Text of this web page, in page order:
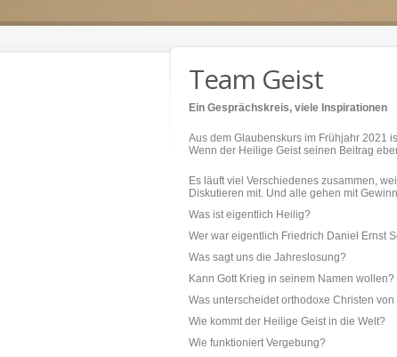
Team Geist
Ein Gesprächskreis, viele Inspirationen
Aus dem Glaubenskurs im Frühjahr 2021
Wenn der Heilige Geist seinen Beitrag
Es läuft viel Verschiedenes zusammen,
Diskutieren mit. Und alle gehen mit
Was ist eigentlich Heilig?
Wer war eigentlich Friedrich Daniel Ernst
Was sagt uns die Jahreslosung?
Kann Gott Krieg in seinem Namen wollen?
Was unterscheidet orthodoxe Christen
Wie kommt der Heilige Geist in die Welt?
Wie funktioniert Vergebung?